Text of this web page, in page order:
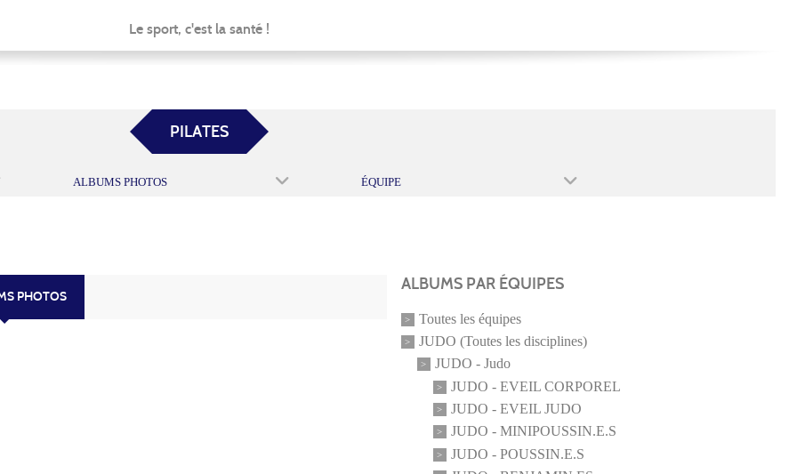
Le sport, c'est la santé !
PILATES
ALBUMS PHOTOS ÉQUIPE
PHOTOS
ALBUMS PAR ÉQUIPES
Toutes les équipes
JUDO (Toutes les disciplines)
JUDO - Judo
JUDO - EVEIL CORPOREL
JUDO - EVEIL JUDO
JUDO - MINIPOUSSIN.E.S
JUDO - POUSSIN.E.S